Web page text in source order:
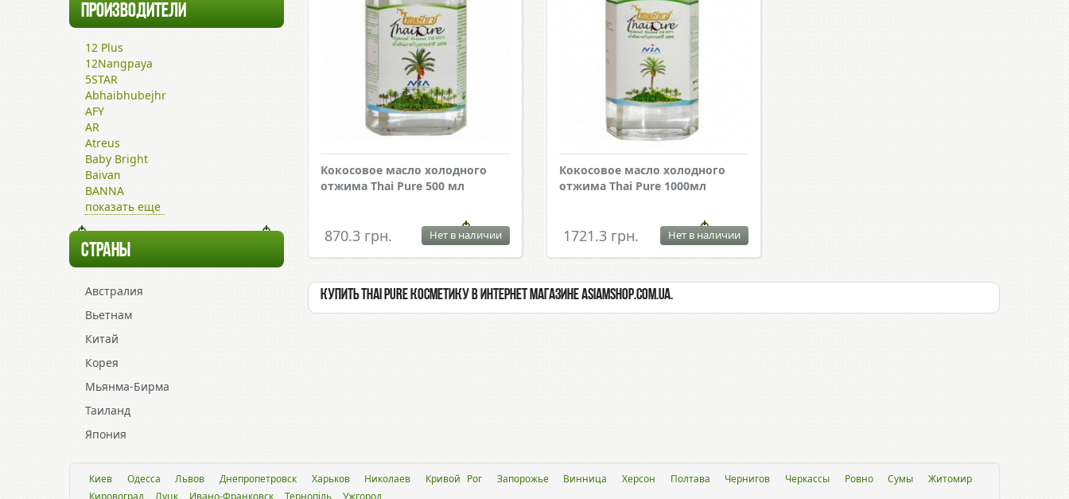
ПРОИЗВОДИТЕЛИ
12 Plus
12Nangpaya
5STAR
Abhaibhubejhr
AFY
AR
Atreus
Baby Bright
Baivan
BANNA
показать еще
СТРАНЫ
Австралия
Вьетнам
Китай
Корея
Мьянма-Бирма
Таиланд
Япония
Кокосовое масло холодного
отжима Thai Pure 500 мл
870.3 грн. Нет в наличии
Кокосовое масло холодного
отжима Thai Pure 1000мл
1721.3 грн. Нет в наличии
Купить Thai Pure косметику в интернет магазине Asiamshop.com.ua.
Киев Одесса Львов Днепропетровск Харьков Николаев Кривой Рог Запорожье Винница Херсон Полтава Чернигов Черкассы Ровно Сумы
Житомир
Кировоград
Луцк Ивано-Франковск Тернопіль Ужгород